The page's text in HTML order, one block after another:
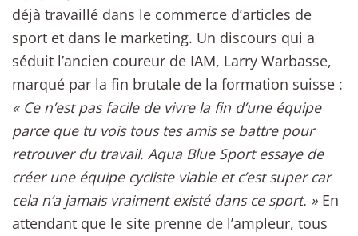
déjà travaillé dans le commerce d’articles de
sport et dans le marketing. Un discours qui a
séduit l’ancien coureur de IAM, Larry Warbasse,
marqué par la fin brutale de la formation suisse :
« Ce n’est pas facile de vivre la fin d’une équipe
parce que tu vois tous tes amis se battre pour
retrouver du travail. Aqua Blue Sport essaye de
créer une équipe cycliste viable et c’est super car
cela n’a jamais vraiment existé dans ce sport. » En
attendant que le site prenne de l’ampleur, tous